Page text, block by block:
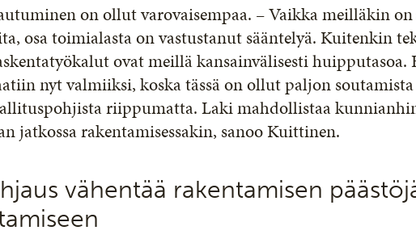
on ollut varovaisempaa. – Vaikka meilläkin
osa toimialasta on vastustanut sääntelyä. Kuitenkin
ovat meillä kansainvälisesti huipputasoa.
nyt valmiiksi, koska tässä on ollut paljon
riippumatta. Laki mahdollistaa
jatkossa rakentamisessakin, sanoo Kuittinen.
vähentää rakentamisen